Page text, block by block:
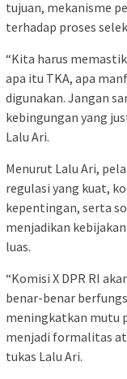
tujuan, mekanisme
terhadap proses
“Kita harus
apa itu TKA, apa
digunakan. Jangan
kebingungan yang
Lalu Ari.
Menurut Lalu Ari,
regulasi yang kuat,
kepentingan, serta
menjadikan
luas.
“Komisi X DPR RI
benar-benar
meningkatkan mutu
menjadi formalitas
tukas Lalu Ari.